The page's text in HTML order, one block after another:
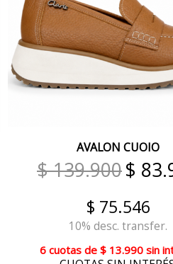
AVALON CUOIO
$ 139.900$
$ 75.546
10% desc. transfer.
6 cuotasde $ 13.990sin